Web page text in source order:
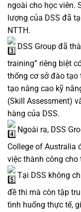
ngoài cho học viên.
lượng của DSS đã
NTTH.
DSS Group đã
training” riêng biệt
thống cơ sở đào tạo
tạo nâng cao kỹ
(Skill Assessment)
hàng của DSS.
Ngoài ra, DSS
College of Australia
việc thành công cho
Tại DSS không
đề thi mà còn tập
tình huống thực tế,